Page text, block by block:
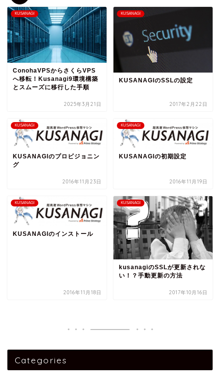
KUSANAGI
ConohaVPSからさくらVPS
へ移転！Kusanagi9環境構築
とスムーズに移行した手順
2025年3月21日
KUSANAGI
KUSANAGIのSSLの設定
2017年2月22日
KUSANAGI
KUSANAGIのプロビジョニン
グ
2016年11月23日
KUSANAGI
KUSANAGIの初期設定
2016年11月19日
KUSANAGI
KUSANAGIのインストール
2016年11月18日
KUSANAGI
kusanagiのSSLが更新されな
い！？手動更新の方法
2017年10月16日
Categories